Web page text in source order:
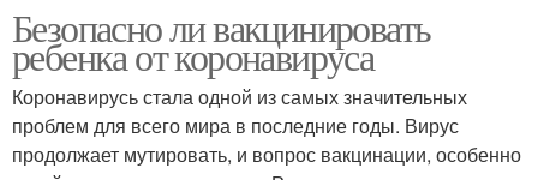
Безопасно ли вакцинировать
ребенка от коронавируса
Коронавирусь стала одной из самых значительных
проблем для всего мира в последние годы. Вирус
продолжает мутировать, и вопрос вакцинации, особенно